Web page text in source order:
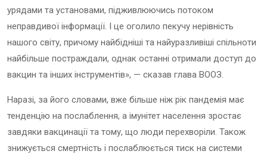
урядами та установами, підживлюючись потоком
неправдивої інформації. І це оголило пекучу нерівність
нашого світу, причому найбідніші та найуразливіші спільноти
найбільше постраждали, однак останні отримали доступ до
вакцин та інших інструментів», — сказав глава ВООЗ.
Наразі, за його словами, вже більше ніж рік пандемія має
тенденцію на послаблення, а імунітет населення зростає
завдяки вакцинації та тому, що люди перехворіли. Також
знижується смертність і послаблюється тиск на системи